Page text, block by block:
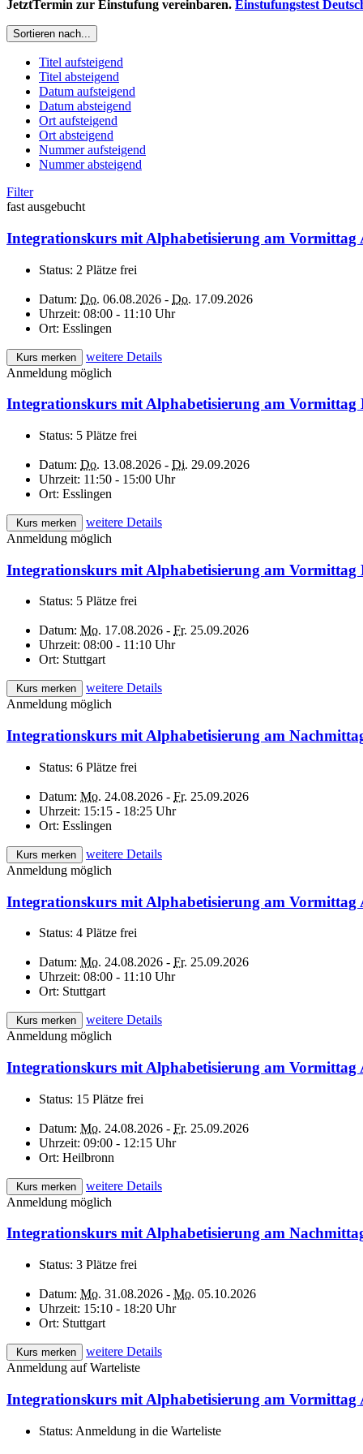
JetztTermin zur Einstufung vereinbaren. Einstufungstest
Sortieren nach...
Titel aufsteigend
Titel absteigend
Datum aufsteigend
Datum absteigend
Ort aufsteigend
Ort absteigend
Nummer aufsteigend
Nummer absteigend
Filter
fast ausgebucht
Integrationskurs mit Alphabetisierung am Vormittag
Status: 2 Plätze frei
Datum: Do. 06.08.2026 - Do. 17.09.2026
Uhrzeit: 08:00 - 11:10 Uhr
Ort: Esslingen
Kurs merken
weitere Details
Anmeldung möglich
Integrationskurs mit Alphabetisierung am Vormittag
Status: 5 Plätze frei
Datum: Do. 13.08.2026 - Di. 29.09.2026
Uhrzeit: 11:50 - 15:00 Uhr
Ort: Esslingen
Kurs merken
weitere Details
Anmeldung möglich
Integrationskurs mit Alphabetisierung am Vormittag
Status: 5 Plätze frei
Datum: Mo. 17.08.2026 - Fr. 25.09.2026
Uhrzeit: 08:00 - 11:10 Uhr
Ort: Stuttgart
Kurs merken
weitere Details
Anmeldung möglich
Integrationskurs mit Alphabetisierung am
Status: 6 Plätze frei
Datum: Mo. 24.08.2026 - Fr. 25.09.2026
Uhrzeit: 15:15 - 18:25 Uhr
Ort: Esslingen
Kurs merken
weitere Details
Anmeldung möglich
Integrationskurs mit Alphabetisierung am Vormittag
Status: 4 Plätze frei
Datum: Mo. 24.08.2026 - Fr. 25.09.2026
Uhrzeit: 08:00 - 11:10 Uhr
Ort: Stuttgart
Kurs merken
weitere Details
Anmeldung möglich
Integrationskurs mit Alphabetisierung am Vormittag
Status: 15 Plätze frei
Datum: Mo. 24.08.2026 - Fr. 25.09.2026
Uhrzeit: 09:00 - 12:15 Uhr
Ort: Heilbronn
Kurs merken
weitere Details
Anmeldung möglich
Integrationskurs mit Alphabetisierung am
Status: 3 Plätze frei
Datum: Mo. 31.08.2026 - Mo. 05.10.2026
Uhrzeit: 15:10 - 18:20 Uhr
Ort: Stuttgart
Kurs merken
weitere Details
Anmeldung auf Warteliste
Integrationskurs mit Alphabetisierung am Vormittag
Status: Anmeldung in die Warteliste